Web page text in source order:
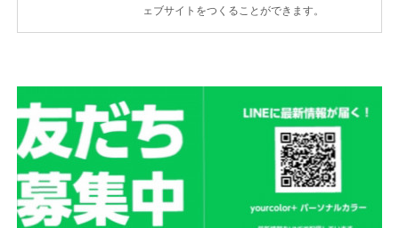
ェブサイトをつくることができます。